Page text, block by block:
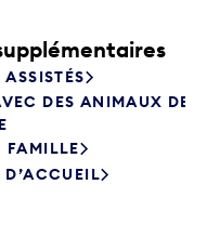
Salon
Les
aliments frais.
DES ANIMAUX DE
FAMILLE
D’ACCUEIL